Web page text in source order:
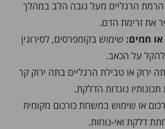
הרמת הרגליים מעל גובה הלב במהלך
את זרימת הדם.
חמים: שימוש בקומפרסים, לסירוגין
להקל על הכאב.
ירוק או טבילת הרגליים בתה ירוק קר
תכונותיו נוגדות הדלקת.
או שימוש במשחת כורכום מקומית
דלקת ואי-נוחות.